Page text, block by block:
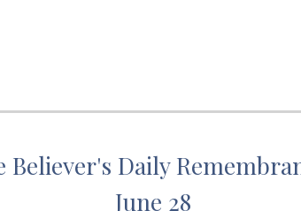
Believer's Daily
June 28